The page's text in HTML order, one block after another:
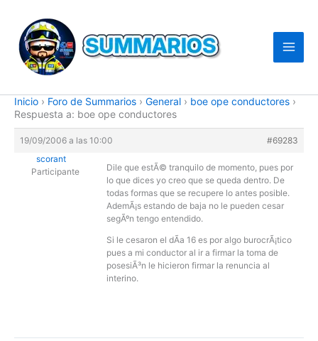
contenido
Inicio › Foro de Summarios › General › boe ope conductores ›
Respuesta a: boe ope conductores
19/09/2006 a las 10:00
#69283
scorant
Participante
Dile que estÃ© tranquilo de momento, pues por
lo que dices yo creo que se queda dentro. De
todas formas que se recupere lo antes posible.
AdemÃ¡s estando de baja no le pueden cesar
segÃºn tengo entendido.
Si le cesaron el dÃ­a 16 es por algo burocrÃ¡tico
pues a mi conductor al ir a firmar la toma de
posesiÃ³n le hicieron firmar la renuncia al
interino.